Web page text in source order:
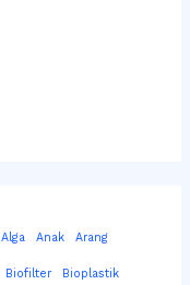
Alga Anak Arang
Biofilter Bioplastik